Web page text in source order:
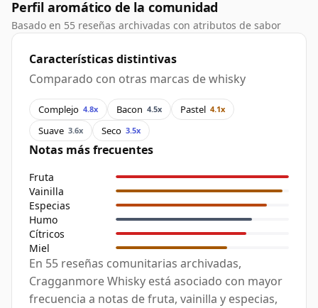
Perfil aromático de la comunidad
Basado en 55 reseñas archivadas con atributos de sabor
Características distintivas
Comparado con otras marcas de whisky
Complejo 4.8x Bacon 4.5x Pastel 4.1x
Suave 3.6x Seco 3.5x
Notas más frecuentes
Fruta
Vainilla
Especias
Humo
Cítricos
Miel
En 55 reseñas comunitarias archivadas,
Cragganmore Whisky está asociado con mayor
frecuencia a notas de fruta, vainilla y especias,